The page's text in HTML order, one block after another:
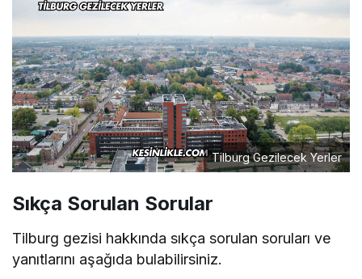
Tilburg Gezilecek Yerler
Sıkça Sorulan Sorular
Tilburg gezisi hakkında sıkça sorulan soruları ve
yanıtlarını aşağıda bulabilirsiniz.